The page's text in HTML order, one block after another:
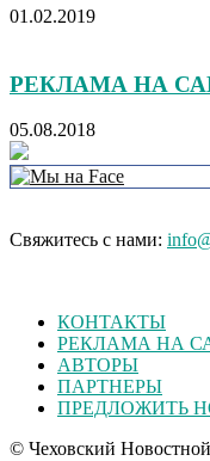
01.02.2019
РЕКЛАМА НА
05.08.2018
Свяжитесь с нами:
КОНТАКТЫ
РЕКЛАМА НА
АВТОРЫ
ПАРТНЕРЫ
ПРЕДЛОЖИТЬ
© Чеховский Новостной